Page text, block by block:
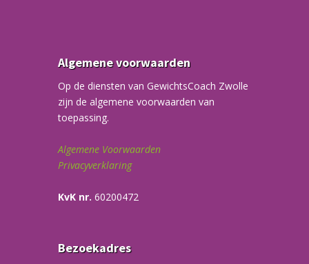
Algemene voorwaarden
Op de diensten van GewichtsCoach Zwolle
zijn de algemene voorwaarden van
toepassing.
Algemene Voorwaarden
Privacyverklaring
KvK nr. 60200472
Bezoekadres